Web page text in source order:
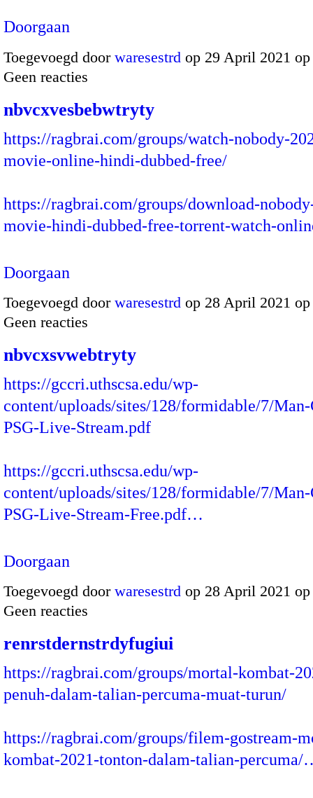
Doorgaan
Toegevoegd door waresestrd op 29 April 2021
Geen reacties
nbvcxvesbebwtryty
https://ragbrai.com/groups/watch-nobody-
movie-online-hindi-dubbed-free/
https://ragbrai.com/groups/download-
movie-hindi-dubbed-free-torrent-watch-
Doorgaan
Toegevoegd door waresestrd op 28 April 2021
Geen reacties
nbvcxsvwebtryty
https://gccri.uthscsa.edu/wp-
content/uploads/sites/128/formidable/7/
PSG-Live-Stream.pdf
https://gccri.uthscsa.edu/wp-
content/uploads/sites/128/formidable/7/
PSG-Live-Stream-Free.pdf…
Doorgaan
Toegevoegd door waresestrd op 28 April 2021
Geen reacties
renrstdernstrdyfugiui
https://ragbrai.com/groups/mortal-kombat-
penuh-dalam-talian-percuma-muat-turun/
https://ragbrai.com/groups/filem-gostream-
kombat-2021-tonton-dalam-talian-